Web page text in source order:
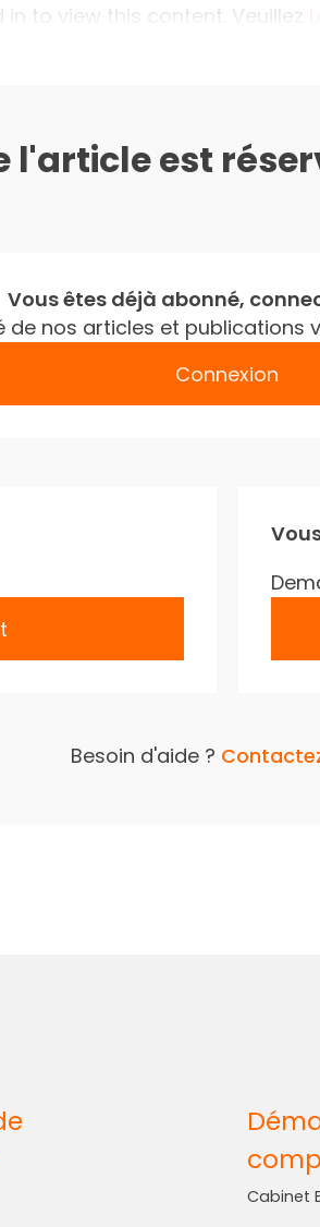
to view this content. Veuillez
l'article est
Vous êtes déjà abonné,
de nos articles et
Connexion
Besoin d'aide ?
Cabinet